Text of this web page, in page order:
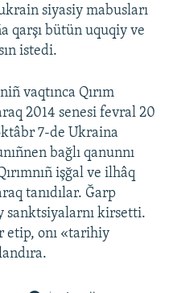
siyasiy mabusları
qarşı bütün uquqiy ve
istedi.
vaqtınca Qırım
2014 senesi fevral 20
7-de Ukraina
bağlı qanunnı
işğal ve ilhâq
tanıdılar. Ğarp
sanktsiyalarnı kirsetti.
etip, onı «tarihiy